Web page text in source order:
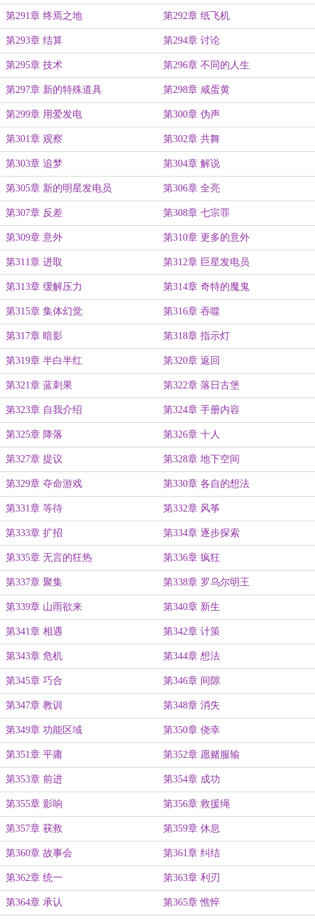
第291章 终焉之地 第292章 纸飞机
第293章 结算 第294章 讨论
第295章 技术 第296章 不同的人生
第297章 新的特殊道具 第298章 咸蛋黄
第299章 用爱发电 第300章 伪声
第301章 观察 第302章 共舞
第303章 追梦 第304章 解说
第305章 新的明星发电员 第306章 全亮
第307章 反差 第308章 七宗罪
第309章 意外 第310章 更多的意外
第311章 进取 第312章 巨星发电员
第313章 缓解压力 第314章 奇特的魔鬼
第315章 集体幻觉 第316章 吞噬
第317章 暗影 第318章 指示灯
第319章 半白半红 第320章 返回
第321章 蓝刺果 第322章 落日古堡
第323章 自我介绍 第324章 手册内容
第325章 降落 第326章 十人
第327章 提议 第328章 地下空间
第329章 夺命游戏 第330章 各自的想法
第331章 等待 第332章 风筝
第333章 扩招 第334章 逐步探索
第335章 无言的狂热 第336章 疯狂
第337章 聚集 第338章 罗乌尔明王
第339章 山雨欲来 第340章 新生
第341章 相遇 第342章 计策
第343章 危机 第344章 想法
第345章 巧合 第346章 间隙
第347章 教训 第348章 消失
第349章 功能区域 第350章 侥幸
第351章 平庸 第352章 愿赌服输
第353章 前进 第354章 成功
第355章 影响 第356章 救援绳
第357章 获救 第359章 休息
第360章 故事会 第361章 纠结
第362章 统一 第363章 利刃
第364章 承认 第365章 憔悴